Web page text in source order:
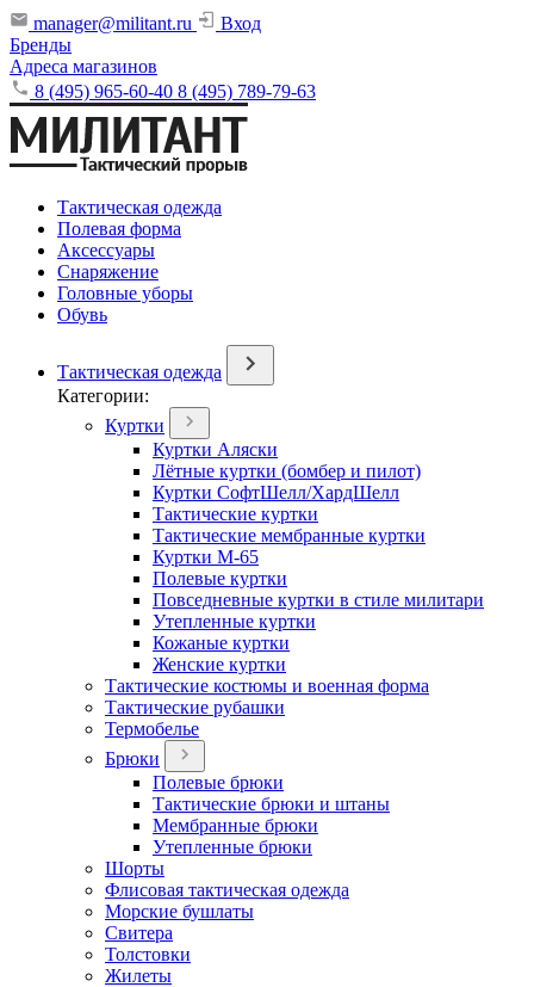
manager@militant.ru
Вход
Бренды
Адреса магазинов
8 (495) 965-60-40 8 (495) 789-79-63
Тактическая одежда
Полевая форма
Аксессуары
Снаряжение
Головные уборы
Обувь
Тактическая одежда
Категории:
Куртки
Куртки Аляски
Лётные куртки (бомбер и пилот)
Куртки СофтШелл/ХардШелл
Тактические куртки
Тактические мембранные куртки
Куртки М-65
Полевые куртки
Повседневные куртки в стиле милитари
Утепленные куртки
Кожаные куртки
Женские куртки
Тактические костюмы и военная форма
Тактические рубашки
Термобелье
Брюки
Полевые брюки
Тактические брюки и штаны
Мембранные брюки
Утепленные брюки
Шорты
Флисовая тактическая одежда
Морские бушлаты
Свитера
Толстовки
Жилеты